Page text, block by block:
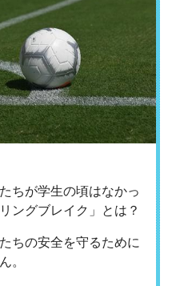
ちが学生の頃はなかっ
ングブレイク」とは ？
ちの安全を守るために
。